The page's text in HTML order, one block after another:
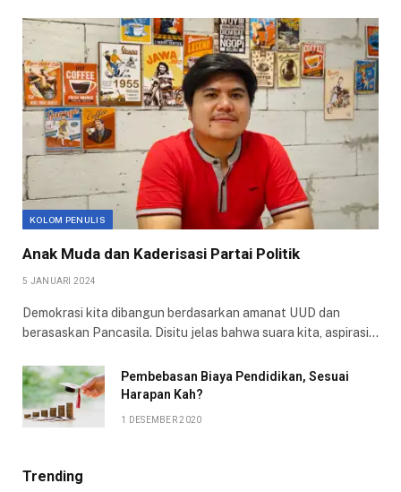
KOLOM PENULIS
Anak Muda dan Kaderisasi Partai Politik
5 JANUARI 2024
Demokrasi kita dibangun berdasarkan amanat UUD dan
berasaskan Pancasila. Disitu jelas bahwa suara kita, aspirasi…
Pembebasan Biaya Pendidikan, Sesuai
Harapan Kah?
1 DESEMBER 2020
Trending